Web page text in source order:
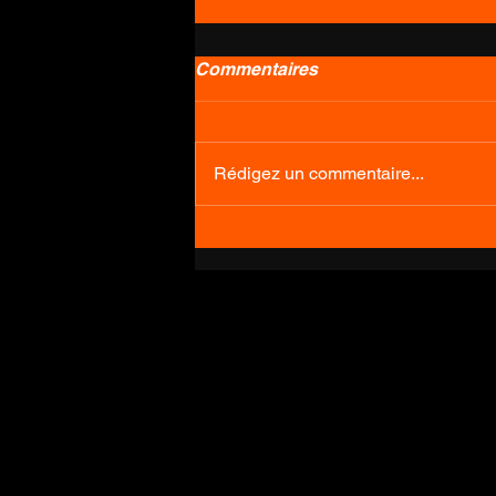
Comment enlever, entretenir
Commentaires
Rédigez un commentaire...